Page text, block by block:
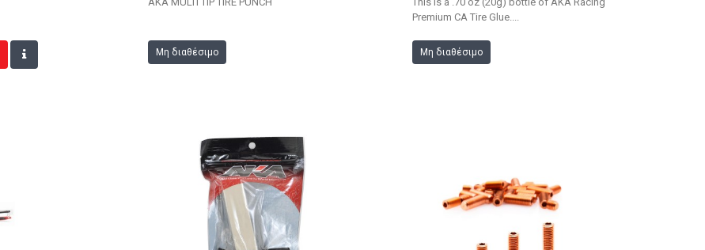
Μη διαθέσιμο
Premium CA Tire Glue....
Μη διαθέσιμο